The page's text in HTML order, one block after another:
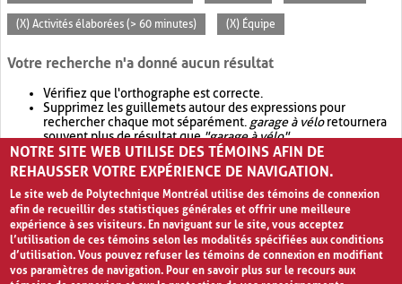
(X) Activités élaborées (> 60 minutes) (X) Équipe
Votre recherche n'a donné aucun résultat
Vérifiez que l'orthographe est correcte.
Supprimez les guillemets autour des expressions pour
rechercher chaque mot séparément. garage à véloretournera
souvent plus de résultat que"garage à vélo".
Envisagez d'élargir votre recherche avec OR.garage OR vélo
retournera souvent plus de résultat quegarage à vélo
NOTRE SITE WEB UTILISE DES TÉMOINS AFIN DE
REHAUSSER VOTRE EXPÉRIENCE DE NAVIGATION.
Le site web de Polytechnique Montréal utilise des témoins de connexion
afin de recueillir des statistiques générales et offrir une meilleure
expérience à ses visiteurs. En naviguant sur le site, vous acceptez
l’utilisation de ces témoins selon les modalités spécifiées aux conditions
d’utilisation. Vous pouvez refuser les témoins de connexion en modifiant
vos paramètres de navigation. Pour en savoir plus sur le recours aux